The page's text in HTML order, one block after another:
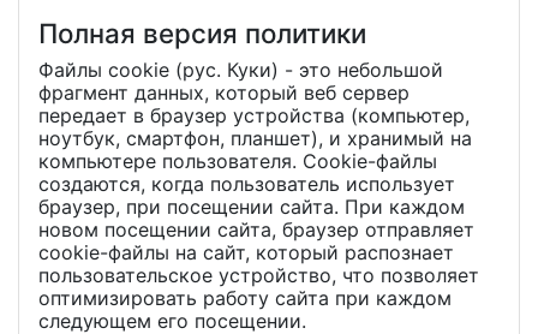
Полная версия политики
Файлы cookie (рус. Куки) - это небольшой
фрагмент данных, который веб сервер
передает в браузер устройства (компьютер,
ноутбук, смартфон, планшет), и хранимый на
компьютере пользователя. Cookie-файлы
создаются, когда пользователь использует
браузер, при посещении сайта. При каждом
новом посещении сайта, браузер отправляет
cookie-файлы на сайт, который распознает
пользовательское устройство, что позволяет
оптимизировать работу сайта при каждом
следующем его посещении.